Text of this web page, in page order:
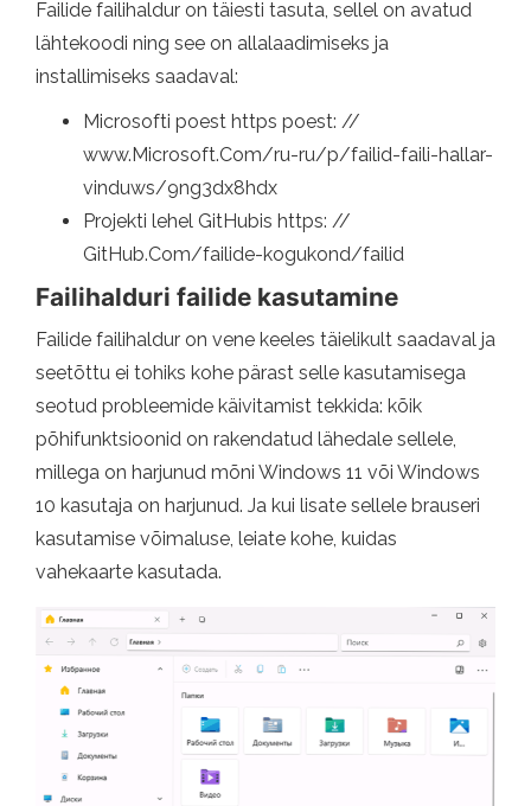
Failide failihaldur on täiesti tasuta, sellel on avatud
lähtekoodi ning see on allalaadimiseks ja
installimiseks saadaval:
Microsofti poest https poest: //
www.Microsoft.Com/ru-ru/p/failid-faili-hallar-
vinduws/9ng3dx8hdx
Projekti lehel GitHubis https: //
GitHub.Com/failide-kogukond/failid
Failihalduri failide kasutamine
Failide failihaldur on vene keeles täielikult saadaval ja
seetõttu ei tohiks kohe pärast selle kasutamisega
seotud probleemide käivitamist tekkida: kõik
põhifunktsioonid on rakendatud lähedale sellele,
millega on harjunud mõni Windows 11 või Windows
10 kasutaja on harjunud. Ja kui lisate sellele brauseri
kasutamise võimaluse, leiate kohe, kuidas
vahekaarte kasutada.